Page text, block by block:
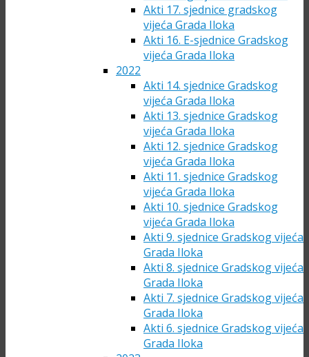
Akti 17. sjednice gradskog
vijeća Grada Iloka
Akti 16. E-sjednice Gradskog
vijeća Grada Iloka
2022
Akti 14. sjednice Gradskog
vijeća Grada Iloka
Akti 13. sjednice Gradskog
vijeća Grada Iloka
Akti 12. sjednice Gradskog
vijeća Grada Iloka
Akti 11. sjednice Gradskog
vijeća Grada Iloka
Akti 10. sjednice Gradskog
vijeća Grada Iloka
Akti 9. sjednice Gradskog vijeća
Grada Iloka
Akti 8. sjednice Gradskog vijeća
Grada Iloka
Akti 7. sjednice Gradskog vijeća
Grada Iloka
Akti 6. sjednice Gradskog vijeća
Grada Iloka